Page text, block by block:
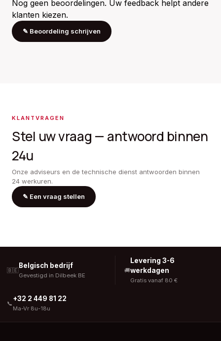
Nog geen beoordelingen. Uw feedback helpt andere
klanten kiezen.
✎ Beoordeling schrijven
KLANTVRAGEN
Stel uw vraag — antwoord binnen
24u
Onze adviseurs en de technische dienst antwoorden binnen
24 werkuren.
✎ Een vraag stellen
🇧🇪
Belgisch bedrijf
Gevestigd in Dilbeek BE
🚚
Levering 3-6
werkdagen
Gratis vanaf 80 €
📞
+32 2 449 81 22
Ma-Vr 8u-18u